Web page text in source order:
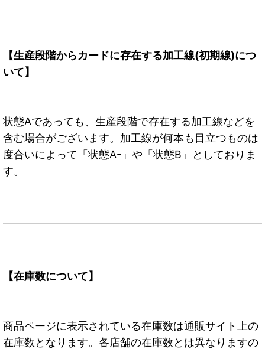
【生産段階からカードに存在する加工線(初期線)につ
いて】
状態Aであっても、生産段階で存在する加工線などを
含む場合がございます。加工線が何本も目立つものは
度合いによって「状態A-」や「状態B」としておりま
す。
【在庫数について】
商品ページに表示されている在庫数は通販サイト上の
在庫数となります。各店舗の在庫数とは異なりますの